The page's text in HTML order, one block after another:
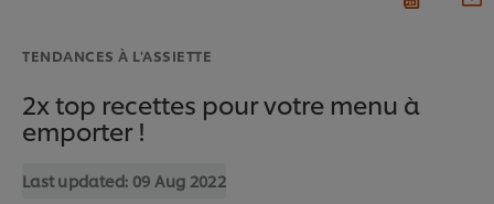
TENDANCES À L'ASSIETTE
2x top recettes pour votre menu à
emporter !
Last updated: 09 Aug 2022